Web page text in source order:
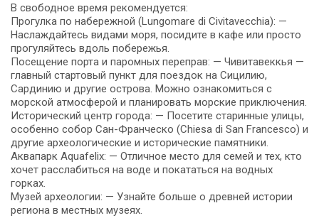
В свободное время рекомендуется:
Прогулка по набережной (Lungomare di Civitavecchia): —
Наслаждайтесь видами моря, посидите в кафе или просто
прогуляйтесь вдоль побережья.
Посещение порта и паромных переправ: — Чивитавеккья —
главный стартовый пункт для поездок на Сицилию,
Сардинию и другие острова. Можно ознакомиться с
морской атмосферой и планировать морские приключения.
Исторический центр города: — Посетите старинные улицы,
особенно собор Сан-Франческо (Chiesa di San Francesco) и
другие археологические и исторические памятники.
Аквапарк Aquafelix: — Отличное место для семей и тех, кто
хочет расслабиться на воде и покататься на водных
горках.
Музей археологии: — Узнайте больше о древней истории
региона в местных музеях.